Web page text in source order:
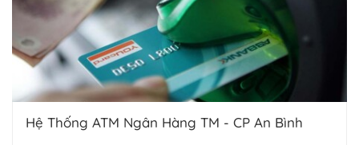
Hệ Thống ATM Ngân Hàng TM - CP An Bình